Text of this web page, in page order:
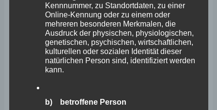
11. Plenarsitzung – Stephan
Wefelscheid ermahnt zur
praktikablen Umsetzbarkeit –
mit Video
Stephan Wefelscheid
Kennnummer, zu Standortdaten, zu einer
Online-Kennung oder zu einem oder
mehreren besonderen Merkmalen, die
Ausdruck der physischen, physiologischen,
genetischen, psychischen, wirtschaftlichen,
kulturellen oder sozialen Identität dieser
natürlichen Person sind, identifiziert werden
kann.
b) betroffene Person